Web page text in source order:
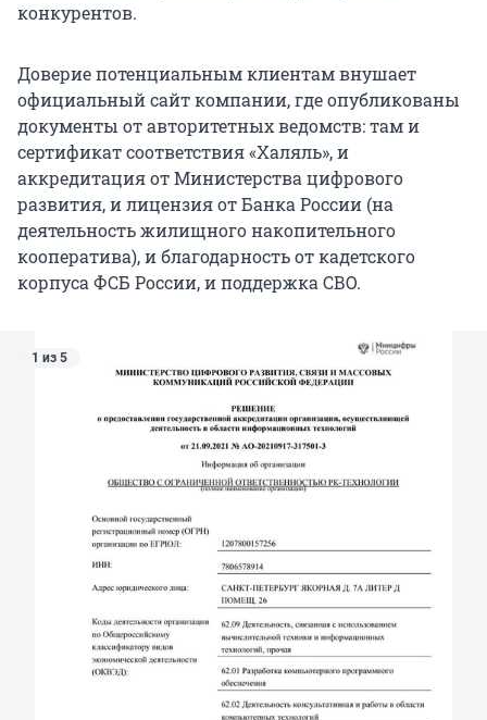
конкурентов.
Доверие потенциальным клиентам внушает
официальный сайт компании, где опубликованы
документы от авторитетных ведомств: там и
сертификат соответствия «Халяль», и
аккредитация от Министерства цифрового
развития, и лицензия от Банка России (на
деятельность жилищного накопительного
кооператива), и благодарность от кадетского
корпуса ФСБ России, и поддержка СВО.
1 из 5